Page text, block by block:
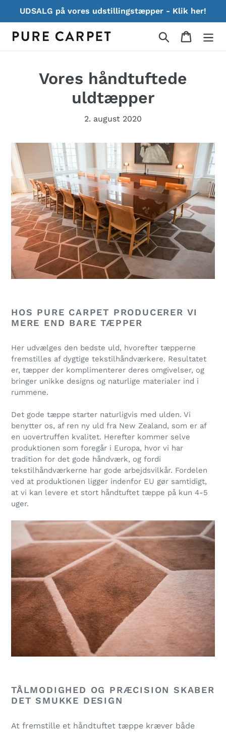
indhold
UDSALG på vores udstillingstæpper - Klik her!
Søg
Vores håndtuftede
uldtæpper
2. august 2020
HOS PURE CARPET PRODUCERER VI
MERE END BARE TÆPPER
Her udvælges den bedste uld, hvorefter tæpperne
fremstilles af dygtige tekstilhåndværkere. Resultatet
er, tæpper der komplimenterer deres omgivelser, og
bringer unikke designs og naturlige materialer ind i
rummene.
Det gode tæppe starter naturligvis med ulden. Vi
benytter os, af ren ny uld fra New Zealand, som er af
en uovertruffen kvalitet. Herefter kommer selve
produktionen som foregår i Europa, hvor vi har
tradition for det gode håndværk, og fordi
tekstilhåndværkerne har gode arbejdsvilkår. Fordelen
ved at produktionen ligger indenfor EU gør samtidigt,
at vi kan levere et stort håndtuftet tæppe på kun 4-5
uger.
TÅLMODIGHED OG PRÆCISION SKABER
DET SMUKKE DESIGN
At fremstille et håndtuftet tæppe kræver både